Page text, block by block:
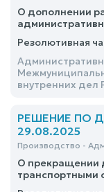
О дополнении
Резолютивная
внутренних дел
РЕШЕНИЕ ПО
29.08.2025
Производство -
О прекращении
транспортными